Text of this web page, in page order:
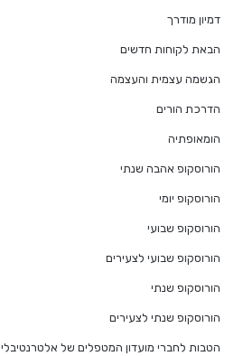
דמיון מודרך
הבאת לקוחות חדשים
הגשמה עצמית והעצמה
הדרכת הורים
הומאופתיה
הורוסקופ אהבה שנתי
הורוסקופ יומי
הורוסקופ שבועי
הורוסקופ שבועי לצעירים
הורוסקופ שנתי
הורוסקופ שנתי לצעירים
הטבות לחברי מועדון המטפלים של אלטרנטיבלי